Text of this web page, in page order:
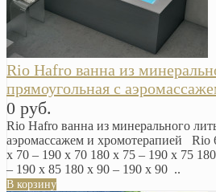
Rio Hafro ванна из
прямоугольная с
0 руб.
Rio Hafro ванна из минерального
аэромассажем и хромотерапией
x 70 – 190 x 70 180 x 75 – 190 x 75
– 190 x 85 180 x 90 – 190 x 90 ..
В корзину